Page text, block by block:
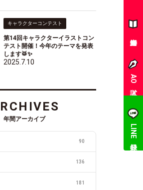
キャラクターコンテスト
第14回キャラクターイラストコン
テスト開催！今年のテーマを発表
します🥁✨
2025.7.10
年間アーカイブ
90
136
181
AO入試
LINE登録